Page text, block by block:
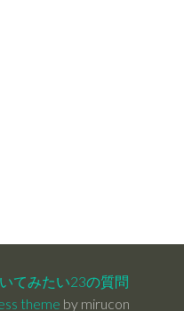
てみたい23の質問
theme by mirucon